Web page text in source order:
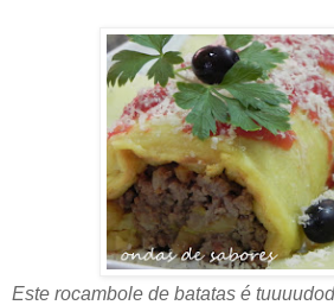
Este rocambole de batatas é